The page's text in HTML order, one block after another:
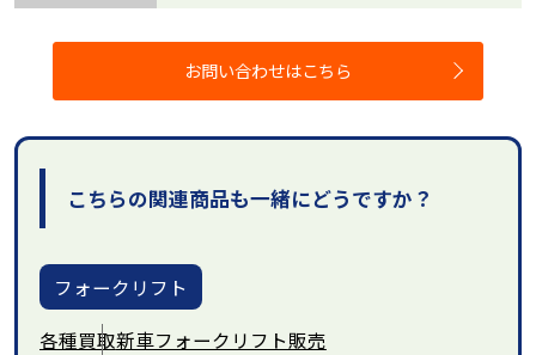
お問い合わせはこちら
こちらの関連商品も一緒にどうですか？
フォークリフト
各種買取新車フォークリフト販売